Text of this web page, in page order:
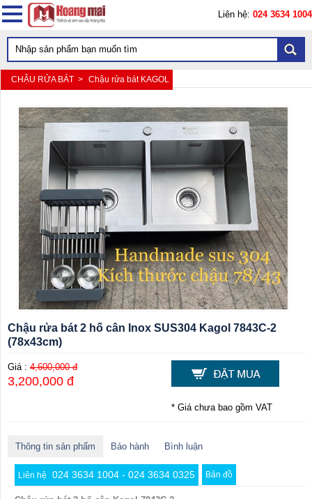
Liên hệ: 024 3634 1004
CHẬU RỬA BÁT > Chậu rửa bát KAGOL
Chậu rửa bát 2 hố cân Inox SUS304 Kagol 7843C-2
(78x43cm)
Giá : 4,600,000 đ
3,200,000 đ
* Giá chưa bao gồm VAT
Thông tin sản phẩm Bảo hành Bình luận
Liên hệ 024 3634 1004 - 024 3634 0325 Bản đồ